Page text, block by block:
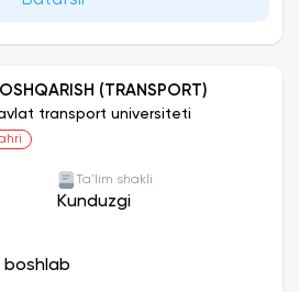
(TRANSPORT)
transport universiteti
Ta'lim shakli
Kunduzgi
boshlab